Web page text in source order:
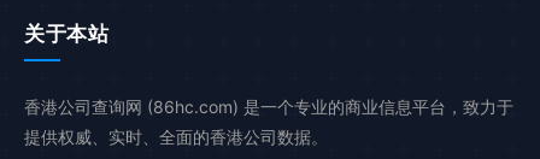
关于本站
香港公司查询网 (86hc.com) 是一个专业的商业信息平台，致力于
提供权威、实时、全面的香港公司数据。